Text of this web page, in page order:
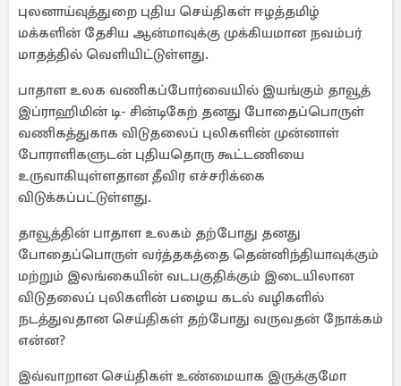
புலனாய்வுத்துறை புதிய செய்திகள் ஈழத்தமிழ்
மக்களின் தேசிய ஆன்மாவுக்கு முக்கியமான நவம்பர்
மாதத்தில் வெளியிட்டுள்ளது.
பாதாள உலக வணிகப்போர்வையில் இயங்கும் தாவூத்
இப்ராஹிமின் டி- சின்டிகேற் தனது போதைப்பொருள்
வணிகத்துகாக விடுதலைப் புலிகளின் முன்னாள்
போராளிகளுடன் புதியதொரு கூட்டணியை
உருவாகியுள்ளதான தீவிர எச்சரிக்கை
விடுக்கப்பட்டுள்ளது.
தாவூத்தின் பாதாள உலகம் தற்போது தனது
போதைப்பொருள் வர்த்தகத்தை தென்னிந்தியாவுக்கும்
மற்றும் இலங்கையின் வடபகுதிக்கும் இடையிலான
விடுதலைப் புலிகளின் பழைய கடல் வழிகளில்
நடத்துவதான செய்திகள் தற்போது வருவதன் நோக்கம்
என்ன?
இவ்வாறான செய்திகள் உண்மையாக இருக்குமோ